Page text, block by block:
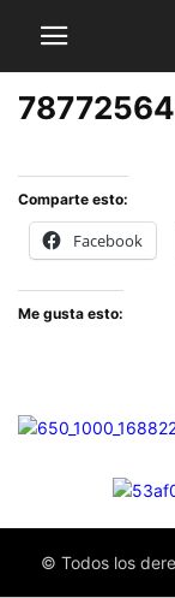
Comparte esto:
Facebook
Me gusta esto:
© Todos los